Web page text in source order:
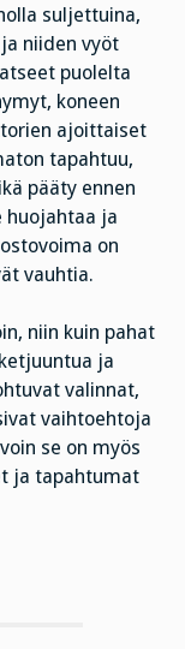
suljettuina,
niiden vyöt
puolelta
koneen
ajoittaiset
tapahtuu,
pääty ennen
huojahtaa ja
on
vauhtia.
niin kuin pahat
ja
valinnat,
vaihtoehtoja
se on myös
ja tapahtumat